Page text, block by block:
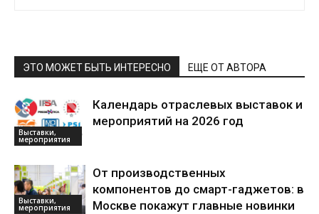
ЭТО МОЖЕТ БЫТЬ ИНТЕРЕСНО ЕЩЕ ОТ АВТОРА
Выставки,
мероприятия
Календарь отраслевых выставок и
мероприятий на 2026 год
Выставки,
мероприятия
От производственных
компонентов до смарт-гаджетов: в
Москве покажут главные новинки